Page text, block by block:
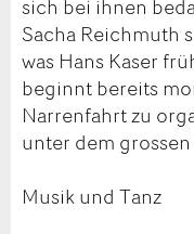
sich bei ihnen
Sacha Reichmuth
was Hans Kaser
beginnt bereits
Narrenfahrt zu
unter dem
Musik und Tanz